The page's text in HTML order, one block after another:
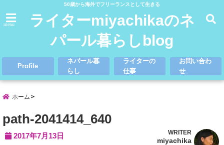
50歳から海外でフリーランスとして生きる
menu
ライターmiyachikaのネ
パール暮らしblog
Profile
ネパール暮
らし
ライターの
仕事
お問い合わ
せ
ホーム
path-2041414_640
2017年7月13日 WRITER
miyachika